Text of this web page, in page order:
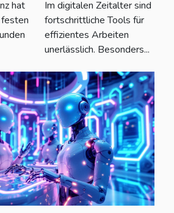
hat
Dateierstellung
kostenlos zur
Verfügung
Im digitalen Zeitalter sind
fortschrittliche Tools für
effizientes Arbeiten
unerlässlich. Besonders...